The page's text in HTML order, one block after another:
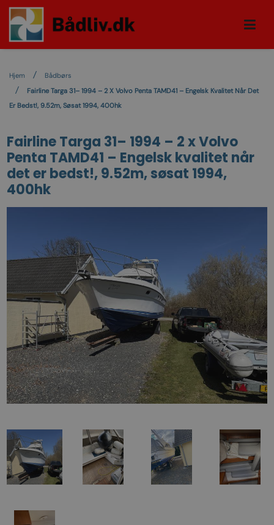
Hjem
Bådbørs
Fairline Targa 31– 1994 – 2 X Volvo Penta TAMD41 – Engelsk Kvalitet Når Det
Er Bedst!, 9.52m, Søsat 1994, 400hk
Fairline Targa 31– 1994 – 2 x Volvo
Penta TAMD41 – Engelsk kvalitet når
det er bedst!, 9.52m, søsat 1994,
400hk